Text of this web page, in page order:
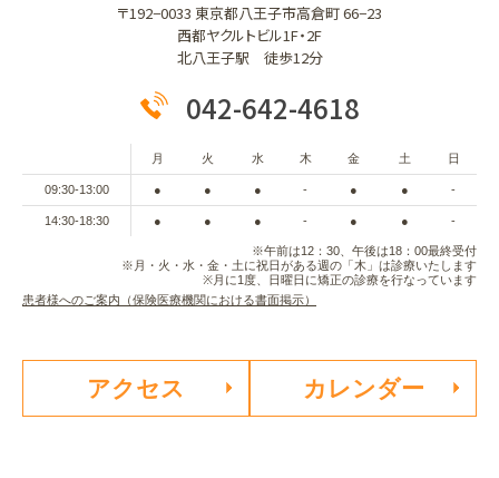
〒192−0033 東京都八王子市高倉町 66−23
西都ヤクルトビル1F・2F
北八王子駅 徒歩12分
042-642-4618
月 火 水 木 金 土 日
09:30-13:00 ● ● ● - ● ● -
14:30-18:30 ● ● ● - ● ● -
※午前は12：30、午後は18：00最終受付
※月・火・水・金・土に祝日がある週の「木」は診療いたします
※月に1度、日曜日に矯正の診療を行なっています
患者様へのご案内（保険医療機関における書面掲示）
アクセス カレンダー